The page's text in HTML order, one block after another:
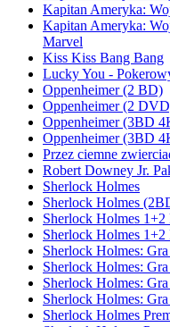
Kapitan Ameryka:
Kapitan Ameryka:
Marvel
Kiss Kiss Bang Bang
Lucky You -
Oppenheimer (2 BD)
Oppenheimer (2
Oppenheimer (3BD
Oppenheimer (3BD
Przez ciemne
Robert Downey Jr.
Sherlock Holmes
Sherlock Holmes
Sherlock Holmes
Sherlock Holmes
Sherlock Holmes:
Sherlock Holmes:
Sherlock Holmes:
Sherlock Holmes:
Sherlock Holmes